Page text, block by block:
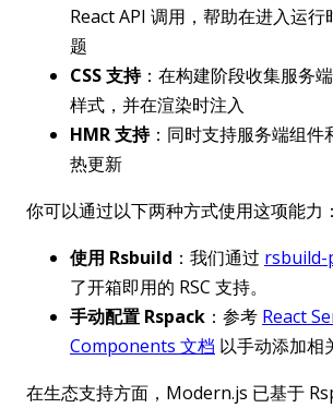
React API 调用，帮助在进入运行
题
CSS 支持：在构建阶段收集服务
样式，并在渲染时注入
HMR 支持：同时支持服务端组件
热更新
你可以通过以下两种方式使用这项能力：
使用 Rsbuild ：我们通过
了开箱即用的 RSC 支持。
手动配置 Rspack ：参考 React
Components 文档 以手动添加相
在生态支持方面，Modern.js 已基于